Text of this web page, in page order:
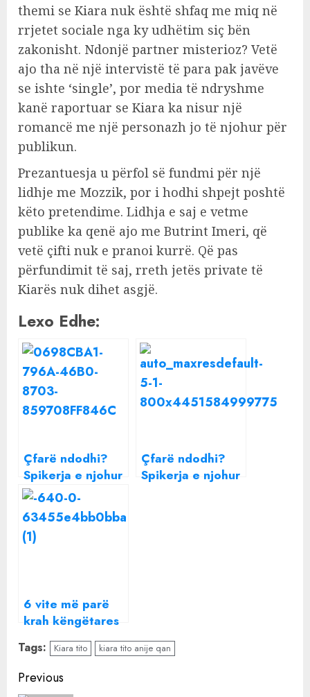
themi se Kiara nuk është shfaq me miq në
rrjetet sociale nga ky udhëtim siç bën
zakonisht. Ndonjë partner misterioz? Vetë
ajo tha në një intervistë të para pak javëve
se ishte ‘single’, por media të ndryshme
kanë raportuar se Kiara ka nisur një
romancë me një personazh jo të njohur për
publikun.
Prezantuesja u përfol së fundmi për një
lidhje me Mozzik, por i hodhi shpejt poshtë
këto pretendime. Lidhja e saj e vetme
publike ka qenë ajo me Butrint Imeri, që
vetë çifti nuk e pranoi kurrë. Që pas
përfundimit të saj, rreth jetës private të
Kiarës nuk dihet asgjë.
Lexo Edhe:
Çfarë ndodhi?
Spikerja e njohur
shqiptare jep
mesazhin
paralajmërues si
asnjëherë
Çfarë ndodhi?
Spikerja e njohur
6 vite më parë
krah këngëtares
shqiptare,
Shpëtim Saraçi
larg rrjeteve
sociale publikon
Tags: Kiara tito kiara tito anije qan
Continue
Previous